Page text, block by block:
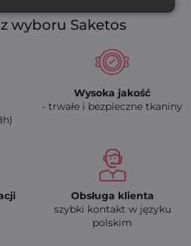
wyboru Saketos
Wysoka jakość
- trwałe i bezpieczne tkaniny
Obsługa klienta
szybki kontakt w języku
polskim